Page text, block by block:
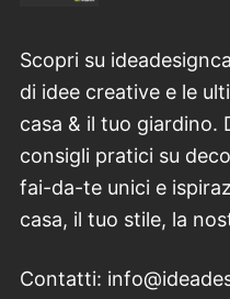
Scopri su
di idee creative e le
casa & il tuo giardino.
consigli pratici su
fai-da-te unici e
casa, il tuo stile, la
Contatti: